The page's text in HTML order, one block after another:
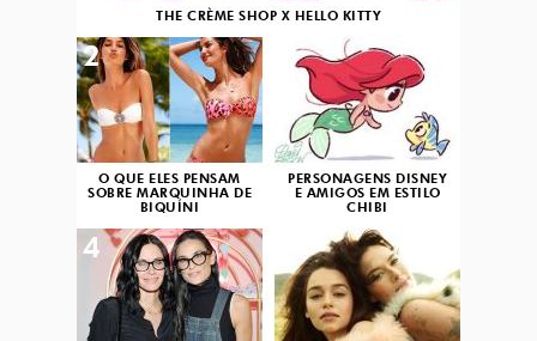
THE CRÈME SHOP X HELLO KITTY
O QUE ELES PENSAM
SOBRE MARQUINHA DE
BIQUÍNI
2
PERSONAGENS DISNEY
E AMIGOS EM ESTILO
CHIBI
3
4